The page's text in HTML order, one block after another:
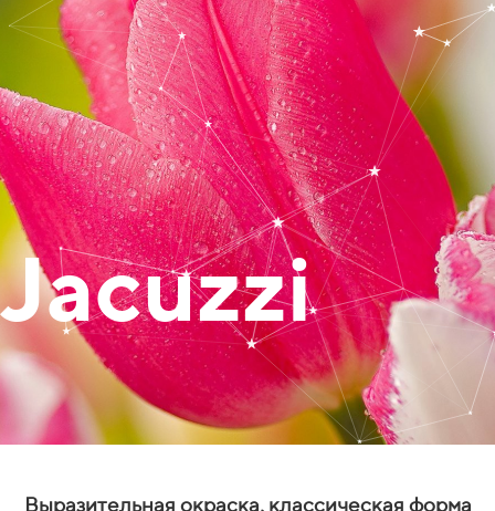
Jacuzzi
Выразительная окраска, классическая форма